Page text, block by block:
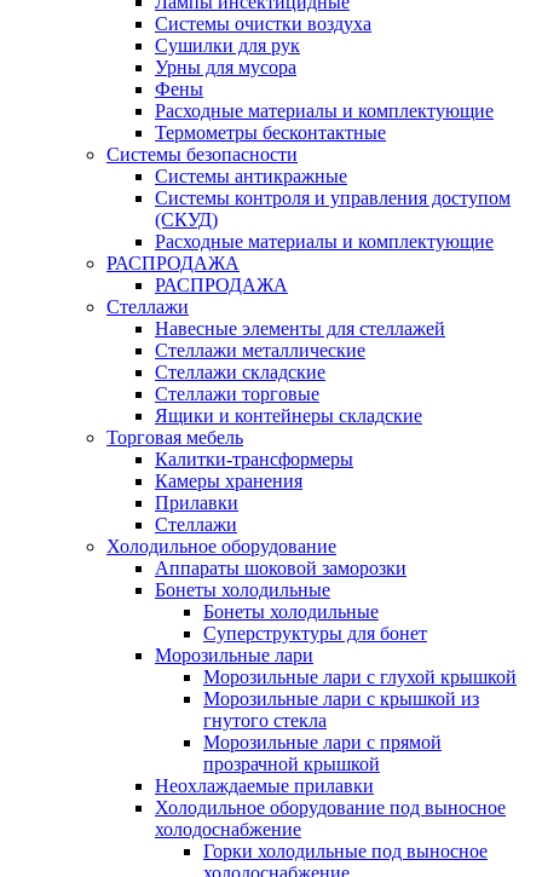
Системы очистки воздуха
Сушилки для рук
Урны для мусора
Фены
Расходные материалы и комплектующие
Термометры бесконтактные
Системы безопасности
Системы антикражные
Системы контроля и управления доступом
(СКУД)
Расходные материалы и комплектующие
РАСПРОДАЖА
РАСПРОДАЖА
Стеллажи
Навесные элементы для стеллажей
Стеллажи металлические
Стеллажи складские
Стеллажи торговые
Ящики и контейнеры складские
Торговая мебель
Калитки-трансформеры
Камеры хранения
Прилавки
Стеллажи
Холодильное оборудование
Аппараты шоковой заморозки
Бонеты холодильные
Бонеты холодильные
Суперструктуры для бонет
Морозильные лари
Морозильные лари с глухой крышкой
Морозильные лари с крышкой из
гнутого стекла
Морозильные лари с прямой
прозрачной крышкой
Неохлаждаемые прилавки
Холодильное оборудование под выносное
холодоснабжение
Горки холодильные под выносное
холодоснабжение